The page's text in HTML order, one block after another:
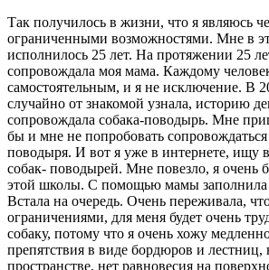
Так получилось в жизни, что я являюсь
ограниченными возможностями. Мне в
исполнилось 25 лет. На протяжении 25
сопровождала моя мама. Каждому
самостоятельным, и я не исключение. В
случайно от знакомой узнала, историю
сопровождала собака-поводырь. Мне
бы и мне не попробовать
поводыря. И вот я уже в интернете, ищу
собак- поводырей. Мне повезло, я очень
этой школы. С помощью мамы заполнила
Встала на очередь. Очень переживала,
ограничениями, для меня будет очень
собаку, потому что я очень хожу
препятствия в виде бордюров и лестниц,
пространстве, нет равновесия на